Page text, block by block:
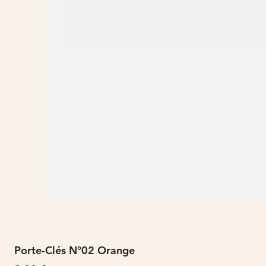
Porte-Clés N°02 Orange